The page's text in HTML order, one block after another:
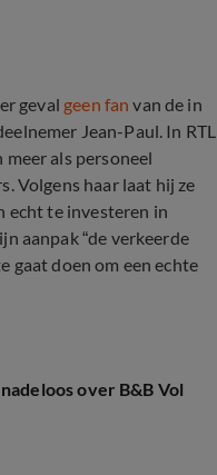
geval geen fan van de in
Jean-Paul. In RTL
als personeel
Volgens haar laat hij ze
echt te investeren in
aanpak “de verkeerde
gaat doen om een echte
over B&B Vol